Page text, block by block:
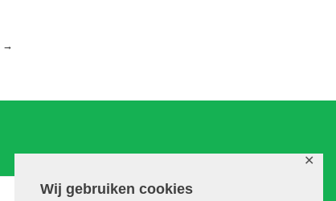
Wij gebruiken cookies
✕
→